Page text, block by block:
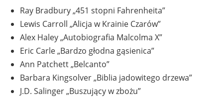
Ray Bradbury „451 stopni Fahrenheita”
Lewis Carroll „Alicja w Krainie Czarów”
Alex Haley „Autobiografia Malcolma X”
Eric Carle „Bardzo głodna gąsienica”
Ann Patchett „Belcanto”
Barbara Kingsolver „Biblia jadowitego drzewa”
J.D. Salinger „Buszujący w zbożu”